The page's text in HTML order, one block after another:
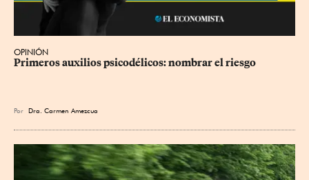
OPINIÓN
Primeros auxilios psicodélicos: nombrar el riesgo
Por Dra. Carmen Amezcua